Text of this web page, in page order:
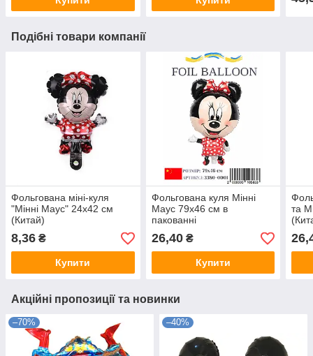
Подібні товари компанії
Фольгована міні-куля
"Мінні Маус" 24х42 см
(Китай)
8,36 ₴
Купити
Фольгована куля Мінні
Маус 79х46 см в
пакованні
26,40₴
Купити
та
Акційні пропозиції та новинки
–70% –40%